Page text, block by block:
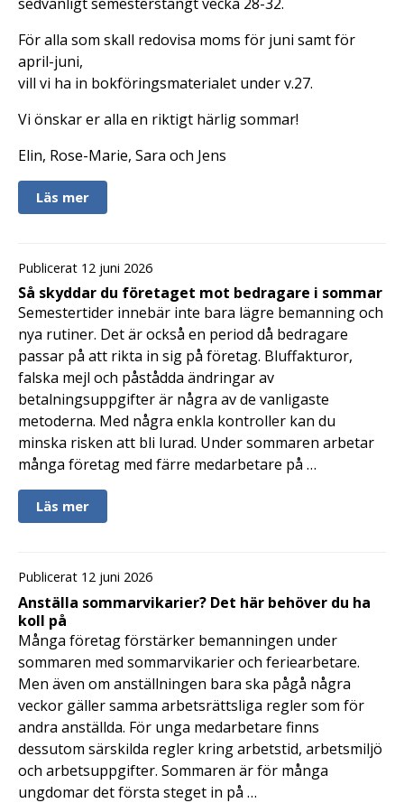
För alla som skall redovisa moms för juni samt för
april-juni,
vill vi ha in bokföringsmaterialet under v.27.
Vi önskar er alla en riktigt härlig sommar!
Elin, Rose-Marie, Sara och Jens
Läs mer
Publicerat 12 juni 2026
Så skyddar du företaget mot bedragare i sommar
Semestertider innebär inte bara lägre bemanning och
nya rutiner. Det är också en period då bedragare
passar på att rikta in sig på företag. Bluffakturor,
falska mejl och påstådda ändringar av
betalningsuppgifter är några av de vanligaste
metoderna. Med några enkla kontroller kan du
minska risken att bli lurad. Under sommaren arbetar
många företag med färre medarbetare på …
Läs mer
Publicerat 12 juni 2026
Anställa sommarvikarier? Det här behöver du ha
koll på
Många företag förstärker bemanningen under
sommaren med sommarvikarier och feriearbetare.
Men även om anställningen bara ska pågå några
veckor gäller samma arbetsrättsliga regler som för
andra anställda. För unga medarbetare finns
dessutom särskilda regler kring arbetstid, arbetsmiljö
och arbetsuppgifter. Sommaren är för många
ungdomar det första steget in på …